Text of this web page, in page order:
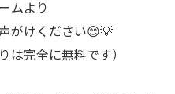
ムより
がけください😊💡
は完全に無料です）